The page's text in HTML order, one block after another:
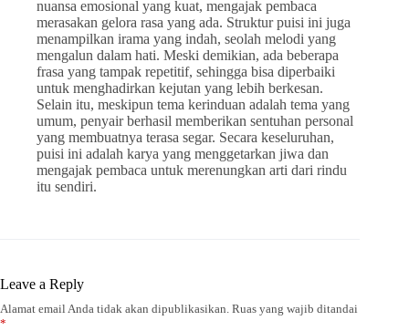
nuansa emosional yang kuat, mengajak pembaca
merasakan gelora rasa yang ada. Struktur puisi ini juga
menampilkan irama yang indah, seolah melodi yang
mengalun dalam hati. Meski demikian, ada beberapa
frasa yang tampak repetitif, sehingga bisa diperbaiki
untuk menghadirkan kejutan yang lebih berkesan.
Selain itu, meskipun tema kerinduan adalah tema yang
umum, penyair berhasil memberikan sentuhan personal
yang membuatnya terasa segar. Secara keseluruhan,
puisi ini adalah karya yang menggetarkan jiwa dan
mengajak pembaca untuk merenungkan arti dari rindu
itu sendiri.
Leave a Reply
Alamat email Anda tidak akan dipublikasikan. Ruas yang wajib ditandai
*